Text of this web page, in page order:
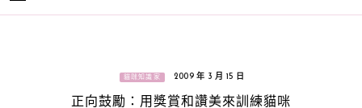
貓咪知識家 2009 年 3 月 15 日
正向鼓勵：用獎賞和讚美來訓練貓咪